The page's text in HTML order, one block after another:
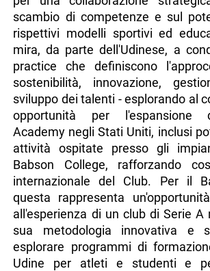
scambio di competenze e sul
rispettivi modelli sportivi ed
mira, da parte dell'Udinese, a
practice che definiscono
sostenibilità, innovazione,
sviluppo dei talenti - esplorando al
opportunità per l'espansione
Academy negli Stati Uniti, inclusi
attività ospitate presso gli
Babson College, rafforzando
internazionale del Club. Per il
questa rappresenta
all'esperienza di un club di Serie A
sua metodologia innovativa e
esplorare programmi di
Udine per atleti e studenti e